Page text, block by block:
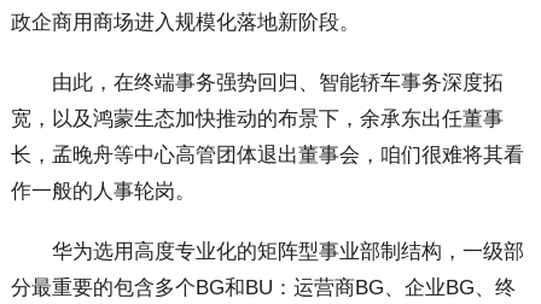
政企商用商场进入规模化落地新阶段。
由此，在终端事务强势回归、智能轿车事务深度拓
宽，以及鸿蒙生态加快推动的布景下，余承东出任董事
长，孟晚舟等中心高管团体退出董事会，咱们很难将其看
作一般的人事轮岗。
华为选用高度专业化的矩阵型事业部制结构，一级部
分最重要的包含多个BG和BU：运营商BG、企业BG、终